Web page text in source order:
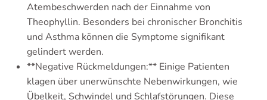
Atembeschwerden nach der Einnahme von
Theophyllin. Besonders bei chronischer Bronchitis
und Asthma können die Symptome signifikant
gelindert werden.
**Negative Rückmeldungen:** Einige Patienten
klagen über unerwünschte Nebenwirkungen, wie
Übelkeit, Schwindel und Schlafstörungen. Diese